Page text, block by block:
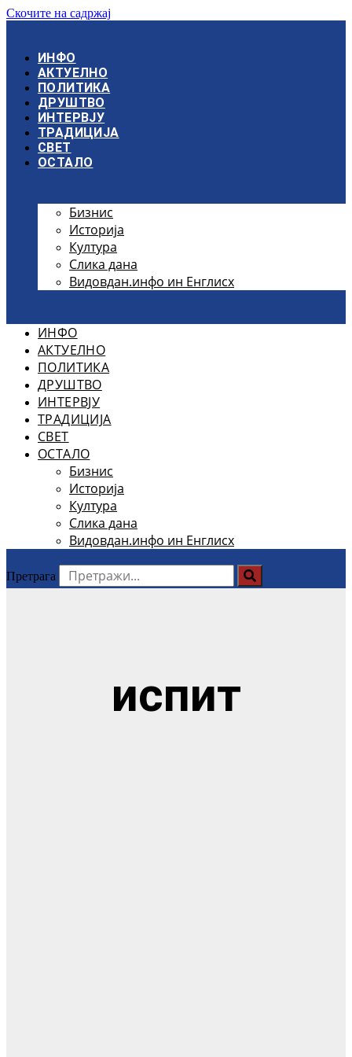
Скочите на садржај
ИНФО
АКТУЕЛНО
ПОЛИТИКА
ДРУШТВО
ИНТЕРВЈУ
ТРАДИЦИЈА
СВЕТ
ОСТАЛО
Бизнис
Историја
Култура
Слика дана
Видовдан.инфо ин Енглисх
ИНФО
АКТУЕЛНО
ПОЛИТИКА
ДРУШТВО
ИНТЕРВЈУ
ТРАДИЦИЈА
СВЕТ
ОСТАЛО
Бизнис
Историја
Култура
Слика дана
Видовдан.инфо ин Енглисх
Претрага
испит